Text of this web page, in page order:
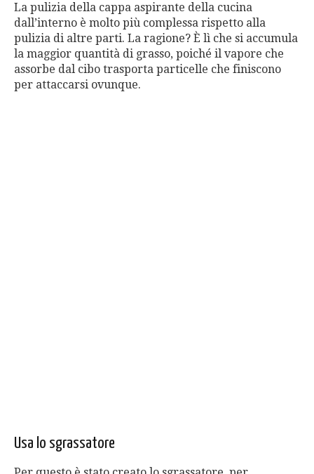
La pulizia della cappa aspirante della cucina
dall’interno è molto più complessa rispetto alla
pulizia di altre parti. La ragione? È lì che si accumula
la maggior quantità di grasso, poiché il vapore che
assorbe dal cibo trasporta particelle che finiscono
per attaccarsi ovunque.
Usa lo sgrassatore